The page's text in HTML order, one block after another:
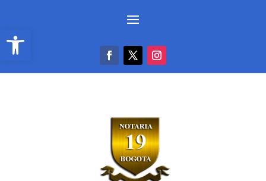
Abrir barra de herramientas